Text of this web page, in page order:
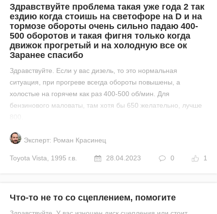
Здравствуйте проблема такая уже года 2 так
ездию когда стоишь на светофоре на D и на
тормозе обороты очень сильно падаю 400-
500 оборотов и такая фигня только когда
движок прогретый и на холодную все ок
Заранее спасибо
Здравствуйте. Если у вас дизель, то это нормальная
ситуация, при прогреве всегда обороты повышены, а
холостые на горячем как раз 400-500 об/мин. Для
бензинового маловаты, там хотя бы 650 желательно, лучше
Эксперт: Роман Красинец
Toyota Vista 1995 г.в. 28.04.2023 0 1
Что-то не то со сцеплением, помогите